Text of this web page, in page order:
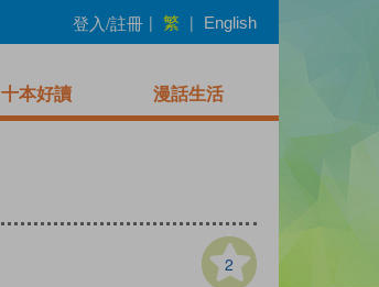
登入/註冊 | 繁 | English
十本好讀 漫話生活
2